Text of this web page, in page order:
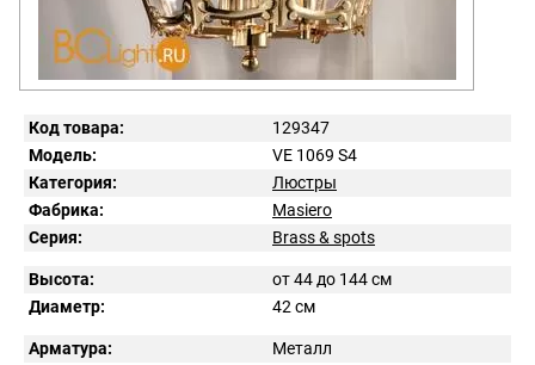
Код товара:
129347
Модель:
VE 1069 S4
Категория:
Люстры
Фабрика:
Masiero
Серия:
Brass & spots
Высота:
от 44 до 144 см
Диаметр:
42 см
Арматура:
Металл